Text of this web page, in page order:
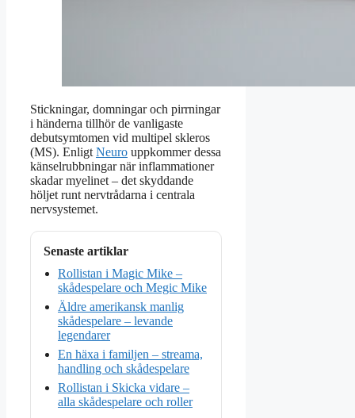
Stickningar, domningar och pirrningar
i händerna tillhör de vanligaste
debutsymtomen vid multipel skleros
(MS). Enligt Neuro uppkommer dessa
känselrubbningar när inflammationer
skadar myelinet – det skyddande
höljet runt nervtrådarna i centrala
nervsystemet.
Senaste artiklar
Rollistan i Magic Mike –
skådespelare och Megic Mike
Äldre amerikansk manlig
skådespelare – levande
legendarer
En häxa i familjen – streama,
handling och skådespelare
Rollistan i Skicka vidare –
alla skådespelare och roller